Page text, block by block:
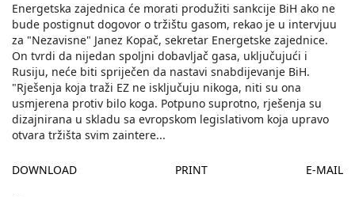
Energetska zajednica će morati produžiti sankcije BiH ako ne
bude postignut dogovor o tržištu gasom, rekao je u intervjuu
za "Nezavisne" Janez Kopač, sekretar Energetske zajednice.
On tvrdi da nijedan spoljni dobavljač gasa, uključujući i
Rusiju, neće biti spriječen da nastavi snabdijevanje BiH.
"Rješenja koja traži EZ ne isključuju nikoga, niti su ona
usmjerena protiv bilo koga. Potpuno suprotno, rješenja su
dizajnirana u skladu sa evropskom legislativom koja upravo
otvara tržišta svim zaintere...
DOWNLOAD PRINT E-MAIL